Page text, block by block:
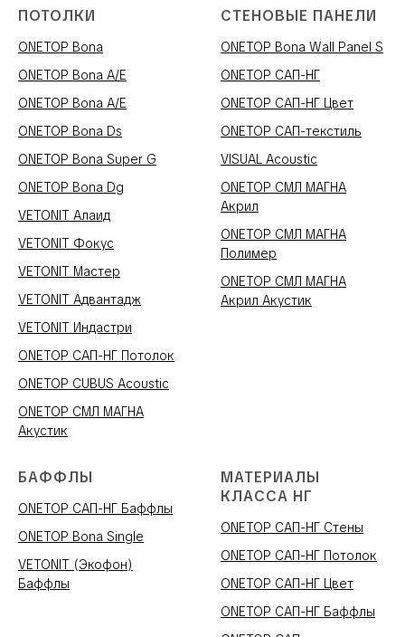
ПОТОЛКИ
ONETOP Bona
ONETOP Bona A/E
ONETOP Bona A/E
ONETOP Bona Ds
ONETOP Bona Super G
ONETOP Bona Dg
VETONIT Алаид
VETONIT Фокус
VETONIT Мастер
VETONIT Адвантадж
VETONIT Индастри
ONETOP САП-НГ Потолок
ONETOP CUBUS Acoustic
ONETOP СМЛ МАГНА
Акустик
СТЕНОВЫЕ ПАНЕЛИ
ONETOP Bona Wall Panel S
ONETOP САП-НГ
ONETOP САП-НГ Цвет
ONETOP САП-текстиль
VISUAL Acoustic
ONETOP СМЛ МАГНА
Акрил
ONETOP СМЛ МАГНА
Полимер
ONETOP СМЛ МАГНА
Акрил Акустик
БАФФЛЫ
ONETOP САП-НГ Баффлы
ONETOP Bona Single
VETONIT (Экофон)
Баффлы
МАТЕРИАЛЫ
КЛАССА НГ
ONETOP САП-НГ Стены
ONETOP САП-НГ Потолок
ONETOP САП-НГ Цвет
ONETOP САП-НГ Баффлы